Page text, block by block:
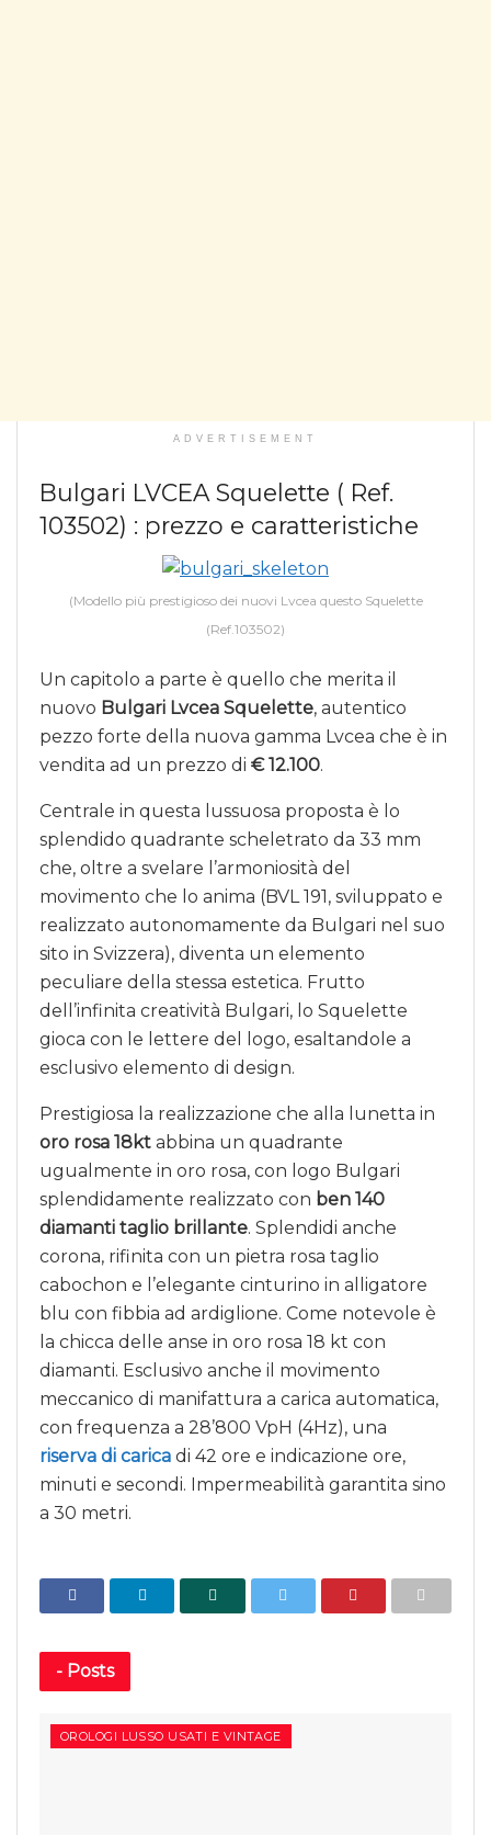
ADVERTISEMENT
Bulgari LVCEA Squelette ( Ref.
103502) : prezzo e caratteristiche
(Modello più prestigioso dei nuovi Lvcea questo Squelette
(Ref.103502)
Un capitolo a parte è quello che merita il
nuovo Bulgari Lvcea Squelette, autentico
pezzo forte della nuova gamma Lvcea che è in
vendita ad un prezzo di € 12.100.
Centrale in questa lussuosa proposta è lo
splendido quadrante scheletrato da 33 mm
che, oltre a svelare l’armoniosità del
movimento che lo anima (BVL 191, sviluppato e
realizzato autonomamente da Bulgari nel suo
sito in Svizzera), diventa un elemento
peculiare della stessa estetica. Frutto
dell’infinita creatività Bulgari, lo Squelette
gioca con le lettere del logo, esaltandole a
esclusivo elemento di design.
Prestigiosa la realizzazione che alla lunetta in
oro rosa 18kt abbina un quadrante
ugualmente in oro rosa, con logo Bulgari
splendidamente realizzato con ben 140
diamanti taglio brillante. Splendidi anche
corona, rifinita con un pietra rosa taglio
cabochon e l’elegante cinturino in alligatore
blu con fibbia ad ardiglione. Come notevole è
la chicca delle anse in oro rosa 18 kt con
diamanti. Esclusivo anche il movimento
meccanico di manifattura a carica automatica,
con frequenza a 28’800 VpH (4Hz), una
riserva di carica di 42 ore e indicazione ore,
minuti e secondi. Impermeabilità garantita sino
a 30 metri.
- Posts
OROLOGI LUSSO USATI E VINTAGE